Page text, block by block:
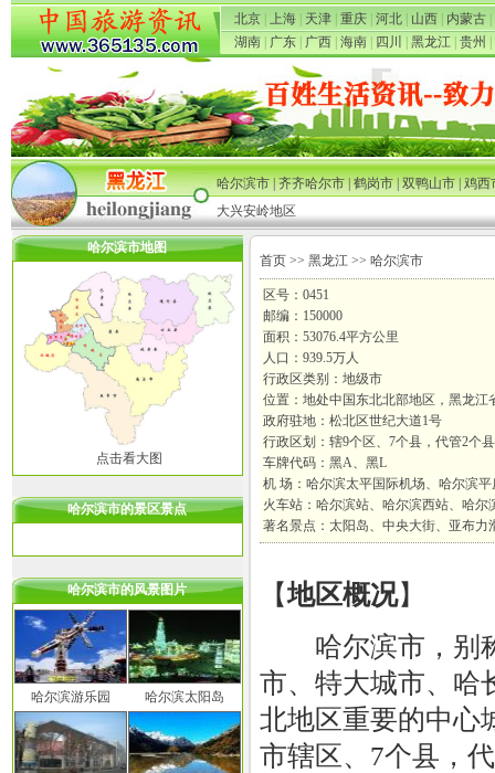
北京 上海 天津 重庆 河北 山西 内蒙古
湖南
广东 广西 海南 四川 黑龙江 贵州
哈尔滨市|齐齐哈尔市|鹤岗市|双鸭山市|鸡西
大兴安岭地区
哈尔滨市地图
点击看大图
哈尔滨市的景区景点
哈尔滨市的风景图片
哈尔滨游乐园 哈尔滨太阳岛
首页>> 黑龙江>> 哈尔滨市
区号：0451
邮编：150000
面积：53076.4平方公里
人口：939.5万人
行政区类别：地级市
位置：地处中国东北北部地区，黑龙江
政府驻地：松北区世纪大道1号
行政区划：辖9个区、7个县，代管2个
车牌代码：黑A、黑L
机 场：哈尔滨太平国际机场、哈尔滨平
火车站：哈尔滨站、哈尔滨西站、哈
著名景点：太阳岛、中央大街、亚布力
【地区概况】
哈尔滨市，别称
市、特大城市、哈
北地区重要的中心
市辖区、7个县，